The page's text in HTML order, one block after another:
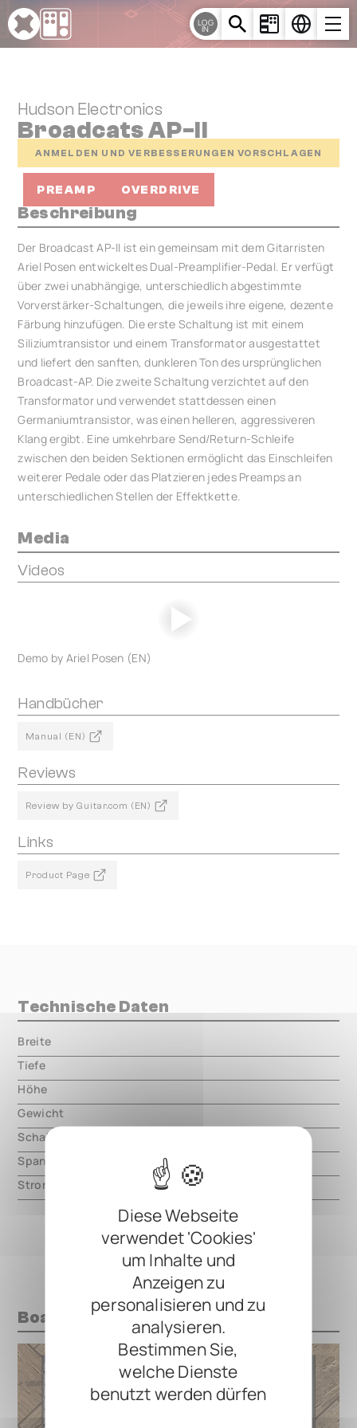
Cookie-Einstellungen
Diese Webseite
verwendet 'Cookies'
um Inhalte und
Anzeigen zu
personalisieren und zu
analysieren.
Bestimmen Sie,
welche Dienste
benutzt werden dürfen
LOG
IN
Hudson Electronics
Broadcats AP-II
ANMELDEN UND VERBESSERUNGEN VORSCHLAGEN
PREAMP OVERDRIVE
Beschreibung
Der Broadcast AP-II ist ein gemeinsam mit dem Gitarristen
Ariel Posen entwickeltes Dual-Preamplifier-Pedal. Er verfügt
über zwei unabhängige, unterschiedlich abgestimmte
Vorverstärker-Schaltungen, die jeweils ihre eigene, dezente
Färbung hinzufügen. Die erste Schaltung ist mit einem
Siliziumtransistor und einem Transformator ausgestattet
und liefert den sanften, dunkleren Ton des ursprünglichen
Broadcast-AP. Die zweite Schaltung verzichtet auf den
Transformator und verwendet stattdessen einen
Germaniumtransistor, was einen helleren, aggressiveren
Klang ergibt. Eine umkehrbare Send/Return-Schleife
zwischen den beiden Sektionen ermöglicht das Einschleifen
weiterer Pedale oder das Platzieren jedes Preamps an
unterschiedlichen Stellen der Effektkette.
Media
Videos
Demo by Ariel Posen (EN)
Handbücher
Manual (EN)
Reviews
Review by Guitar.com (EN)
Links
Product Page
Technische Daten
Breite
Tiefe
Höhe
Gewicht
Schaltungsart
Spannung
9V DC, center negative
Strom
20mA
Boards mit diesem Pedal